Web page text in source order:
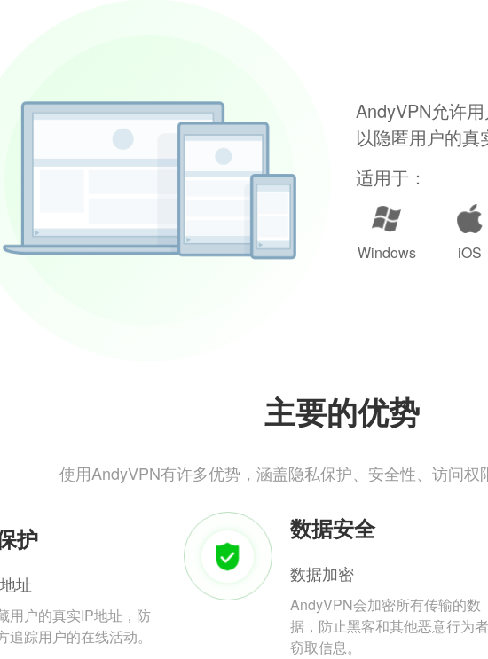
AndyVPN允许
以隐匿用户的真
适用于：
Windows iOS
主要的优势
使用AndyVPN有许多优势，涵盖隐私保护、安全性、访问权
护
址
用户的真实IP地址，防
追踪用户的在线活动。
数据安全
数据加密
AndyVPN会加密所有传输的数
据，防止黑客和其他恶意行为者
窃取信息。